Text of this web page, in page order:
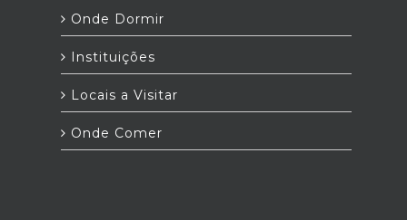
Onde Dormir
Instituições
Locais a Visitar
Onde Comer